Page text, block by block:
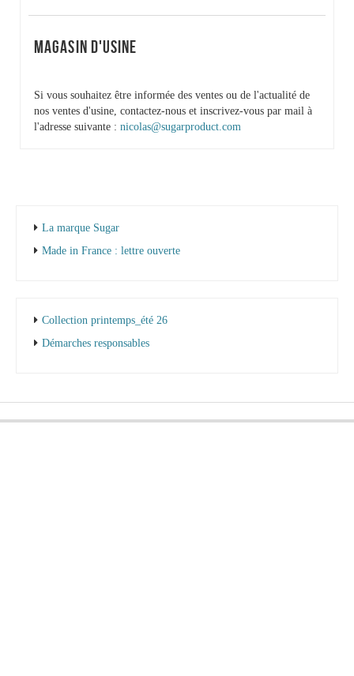
MAGASIN D'USINE
Si vous souhaitez être informée des ventes ou de l'actualité de
nos ventes d'usine, contactez-nous et inscrivez-vous par mail à
l'adresse suivante : nicolas@sugarproduct.com
La marque Sugar
Made in France : lettre ouverte
Collection printemps_été 26
Démarches responsables